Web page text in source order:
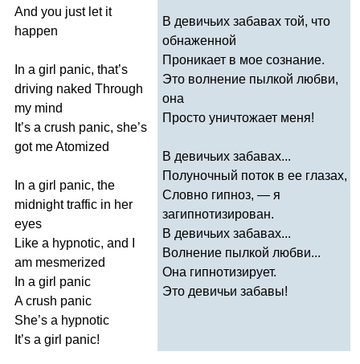
And you just let it
happen
In a girl panic, that’s
driving naked Through
my mind
It’s a crush panic, she’s
got meAtomized
In a girl panic, the
midnight traffic in her
eyes
Like a hypnotic, and
am mesmerized
In a girl panic
A crush panic
She’s a hypnotic
It’s a girl panic!
В девичьих забавах той, что
обнаженной
Проникает в мое сознание.
Это волнение пылкой любви,
она
Просто уничтожает меня!
В девичьих забавах...
Полуночный поток в ее глазах,
Словно гипноз, — я
загипнотизирован.
В девичьих забавах...
Волнение пылкой любви...
Она гипнотизирует.
Это девичьи забавы!